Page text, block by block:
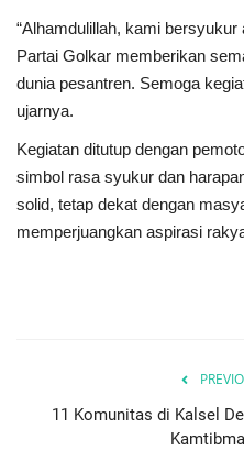
“Alhamdulillah, kami
Partai Golkar memberikan
dunia pesantren. Semoga
ujarnya.
Kegiatan ditutup dengan
simbol rasa syukur dan
solid, tetap dekat dengan
memperjuangkan aspirasi
11 Komunitas di Kalsel